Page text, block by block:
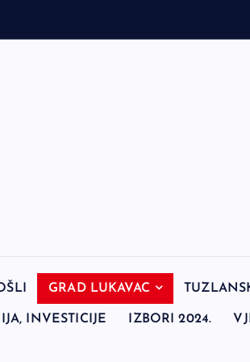
GRAD LUKAVAC
INVESTICIJE IZBORI 2024.